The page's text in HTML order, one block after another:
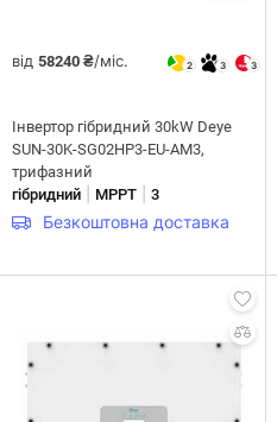
від 58240 ₴/міс. 2 3 3
Інвертор гібридний 30kW Deye
SUN-30K-SG02HP3-EU-AM3,
трифазний
гібридний
MPPT 3
Безкоштовна доставка